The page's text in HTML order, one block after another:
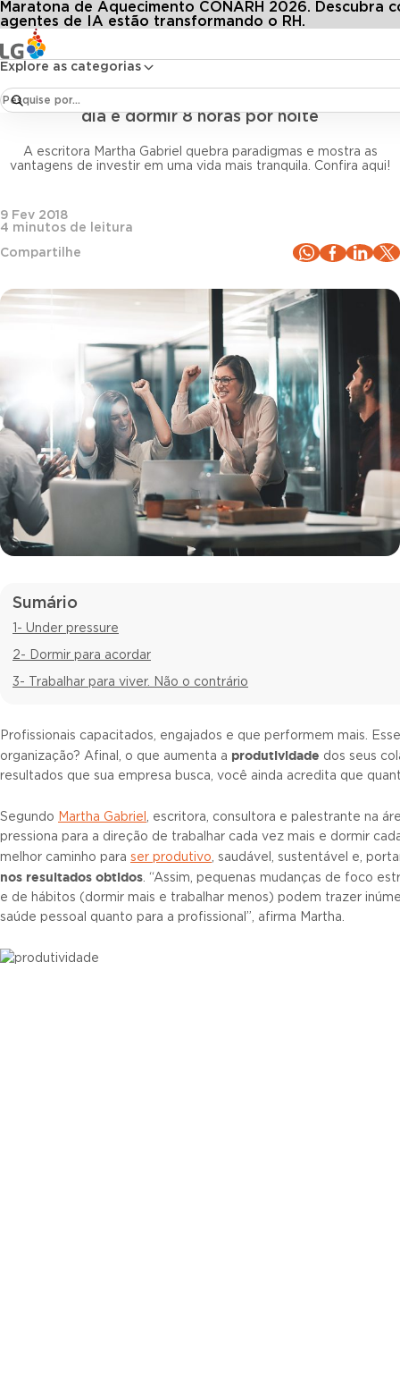
Explore as categorias
Maratona de Aquecimento CONARH 2026. Descubra
agentes de IA estão transformando o RH.
Conteúdos Blog LG Todos os artigos
Produtividade ao máximo: trabalhar 4 horas por dia e dormir 8 horas por noite
Gestão de pessoas
Produtividade ao máximo: trabalhar 4 horas por
dia e dormir 8 horas por noite
A escritora Martha Gabriel quebra paradigmas e mostra as
vantagens de investir em uma vida mais tranquila. Confira aqui!
9 Fev 2018
4 minutos de leitura
Compartilhe
Sumário
1- Under pressure
2- Dormir para acordar
3- Trabalhar para viver. Não o contrário
Profissionais capacitados, engajados e que performem mais.
organização? Afinal, o que aumenta a produtividade dos seus
resultados que sua empresa busca, você ainda acredita que
Segundo Martha Gabriel , escritora, consultora e palestrante na
pressiona para a direção de trabalhar cada vez mais e dormir
melhor caminho para ser produtivo, saudável, sustentável e,
nos resultados obtidos. “Assim, pequenas mudanças de foco
e de hábitos (dormir mais e trabalhar menos) podem trazer
saúde pessoal quanto para a profissional”, afirma Martha.